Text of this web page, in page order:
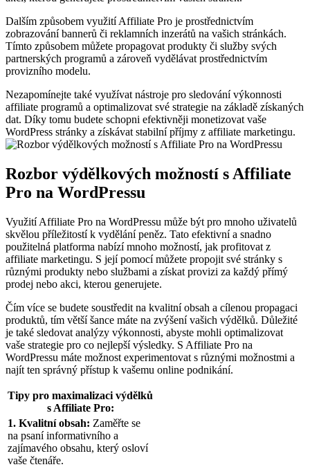
Dalším způsobem využití Affiliate Pro je prostřednictvím
zobrazování bannerů či reklamních inzerátů na vašich stránkách.
Tímto způsobem můžete propagovat produkty či služby svých
partnerských programů a zároveň vydělávat prostřednictvím
provizního modelu.
Nezapomínejte také využívat nástroje pro sledování výkonnosti
affiliate programů a optimalizovat své strategie na základě získaných
dat. Díky tomu budete schopni efektivněji monetizovat vaše
WordPress stránky a získávat stabilní příjmy z affiliate marketingu.
Rozbor výdělkových možností s Affiliate
Pro na WordPressu
Využití Affiliate Pro na WordPressu může být pro mnoho uživatelů
skvělou příležitostí k vydělání peněz. Tato efektivní a snadno
použitelná platforma nabízí mnoho možností, jak profitovat z
affiliate marketingu. S její pomocí můžete propojit své stránky s
různými produkty nebo službami a získat provizi za každý přímý
prodej nebo akci, kterou generujete.
Čím více se budete soustředit na kvalitní obsah a cílenou propagaci
produktů, tím větší šance máte na zvýšení vašich výdělků. Důležité
je také sledovat analýzy výkonnosti, abyste mohli optimalizovat
vaše strategie pro co nejlepší výsledky. S Affiliate Pro na
WordPressu máte možnost experimentovat s různými možnostmi a
najít ten správný přístup k vašemu online podnikání.
Tipy pro maximalizaci výdělků
s Affiliate Pro:
1. Kvalitní obsah: Zaměřte se
na psaní informativního a
zajímavého obsahu, který osloví
vaše čtenáře.